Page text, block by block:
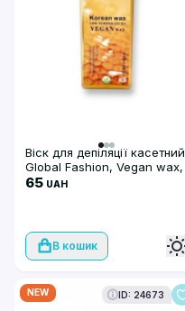
Віск для депіляції касетний
Global Fashion, Vegan wax,
100мл, Honey
65 UAH
В кошик
NEW ID: 24673